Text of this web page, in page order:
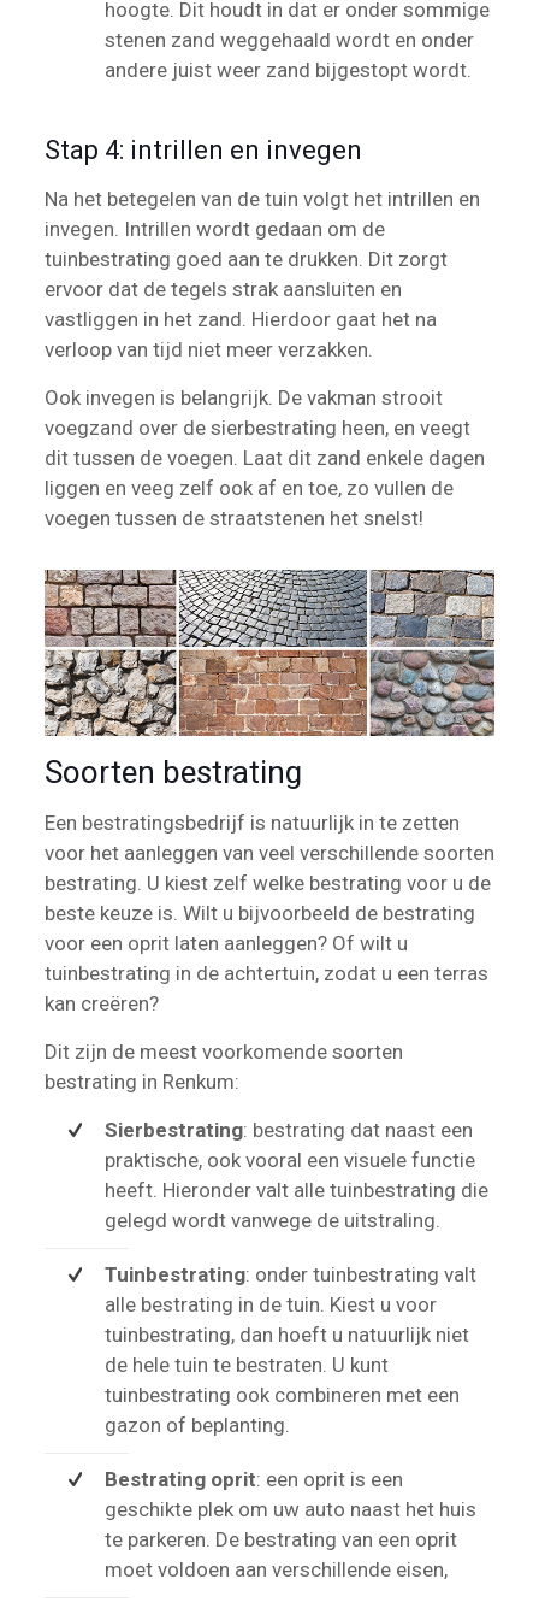
hoogte. Dit houdt in dat er onder sommige
stenen zand weggehaald wordt en onder
andere juist weer zand bijgestopt wordt.
Stap 4: intrillen en invegen
Na het betegelen van de tuin volgt het intrillen en
invegen. Intrillen wordt gedaan om de
tuinbestrating goed aan te drukken. Dit zorgt
ervoor dat de tegels strak aansluiten en
vastliggen in het zand. Hierdoor gaat het na
verloop van tijd niet meer verzakken.
Ook invegen is belangrijk. De vakman strooit
voegzand over de sierbestrating heen, en veegt
dit tussen de voegen. Laat dit zand enkele dagen
liggen en veeg zelf ook af en toe, zo vullen de
voegen tussen de straatstenen het snelst!
Soorten bestrating
Een bestratingsbedrijf is natuurlijk in te zetten
voor het aanleggen van veel verschillende soorten
bestrating. U kiest zelf welke bestrating voor u de
beste keuze is. Wilt u bijvoorbeeld de bestrating
voor een oprit laten aanleggen? Of wilt u
tuinbestrating in de achtertuin, zodat u een terras
kan creëren?
Dit zijn de meest voorkomende soorten
bestrating in Renkum:
Sierbestrating: bestrating dat naast een
praktische, ook vooral een visuele functie
heeft. Hieronder valt alle tuinbestrating die
gelegd wordt vanwege de uitstraling.
Tuinbestrating: onder tuinbestrating valt
alle bestrating in de tuin. Kiest u voor
tuinbestrating, dan hoeft u natuurlijk niet
de hele tuin te bestraten. U kunt
tuinbestrating ook combineren met een
gazon of beplanting.
Bestrating oprit: een oprit is een
geschikte plek om uw auto naast het huis
te parkeren. De bestrating van een oprit
moet voldoen aan verschillende eisen,